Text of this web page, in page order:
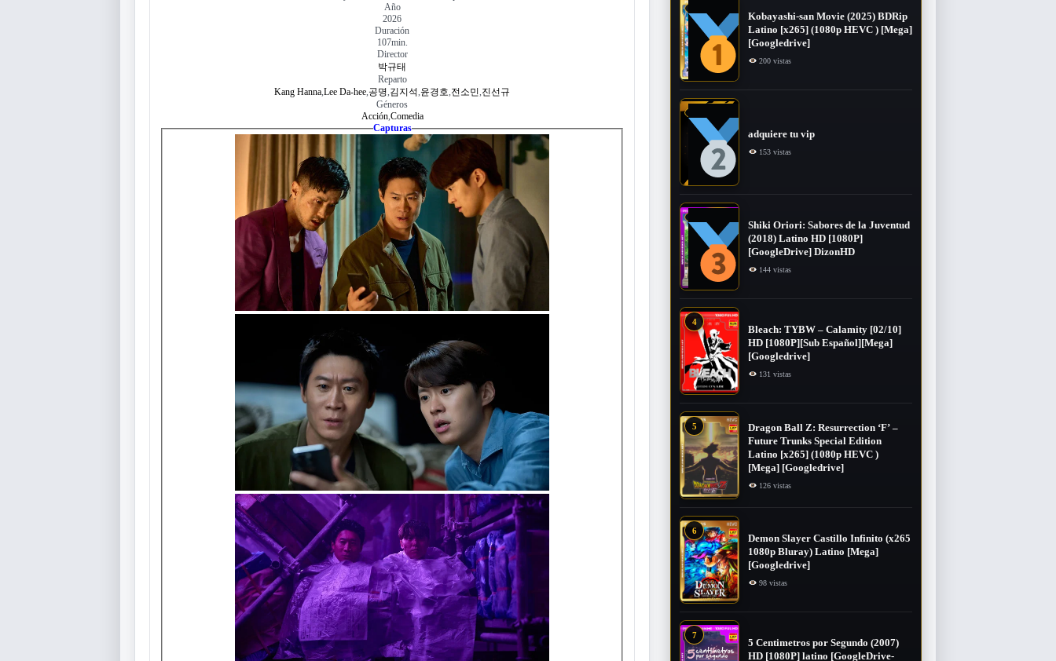
Año
2026
Duración
107min.
Director
박규태
Reparto
Kang Hanna,Lee Da-hee,공명,김지석,윤경호,전소민,진선규
Géneros
Acción,Comedia
Capturas
Kobayashi-san Movie (2025) BDRip
Latino [x265] (1080p HEVC ) [Mega]
[Googledrive]
200 vistas
adquiere tu vip
153 vistas
Shiki Oriori: Sabores de la Juventud
(2018) Latino HD [1080P]
[GoogleDrive] DizonHD
144 vistas
4
Bleach: TYBW – Calamity [02/10]
HD [1080P][Sub Español][Mega]
[Googledrive]
131 vistas
5
Dragon Ball Z: Resurrection ‘F’ –
Future Trunks Special Edition
Latino [x265] (1080p HEVC )
[Mega] [Googledrive]
126 vistas
6
Demon Slayer Castillo Infinito (x265
1080p Bluray) Latino [Mega]
[Googledrive]
98 vistas
7
5 Centimetros por Segundo (2007) ​
HD [1080P] latino [GoogleDrive-